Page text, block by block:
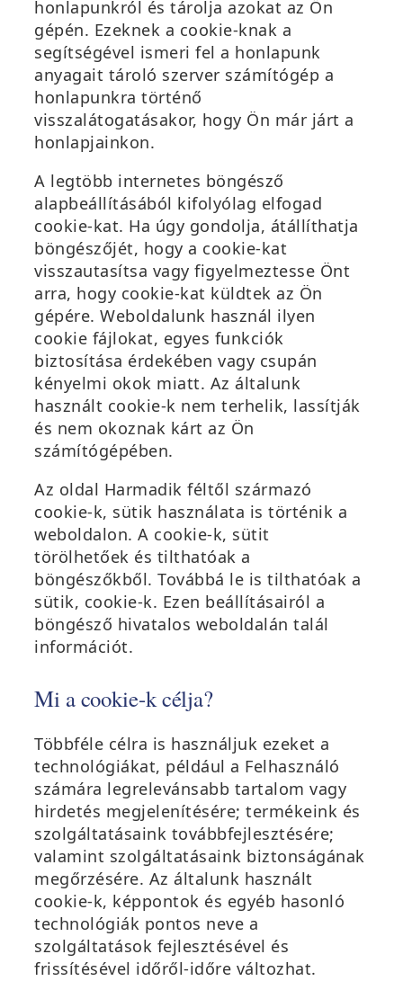
honlapunkról és tárolja azokat az Ön
gépén. Ezeknek a cookie-knak a
segítségével ismeri fel a honlapunk
anyagait tároló szerver számítógép a
honlapunkra történő
visszalátogatásakor, hogy Ön már járt a
honlapjainkon.
A legtöbb internetes böngésző
alapbeállításából kifolyólag elfogad
cookie-kat. Ha úgy gondolja, átállíthatja
böngészőjét, hogy a cookie-kat
visszautasítsa vagy figyelmeztesse Önt
arra, hogy cookie-kat küldtek az Ön
gépére. Weboldalunk használ ilyen
cookie fájlokat, egyes funkciók
biztosítása érdekében vagy csupán
kényelmi okok miatt. Az általunk
használt cookie-k nem terhelik, lassítják
és nem okoznak kárt az Ön
számítógépében.
Az oldal Harmadik féltől származó
cookie-k, sütik használata is történik a
weboldalon. A cookie-k, sütit
törölhetőek és tilthatóak a
böngészőkből. Továbbá le is tilthatóak a
sütik, cookie-k. Ezen beállításairól a
böngésző hivatalos weboldalán talál
információt.
Mi a cookie-k célja?
Többféle célra is használjuk ezeket a
technológiákat, például a Felhasználó
számára legrelevánsabb tartalom vagy
hirdetés megjelenítésére; termékeink és
szolgáltatásaink továbbfejlesztésére;
valamint szolgáltatásaink biztonságának
megőrzésére. Az általunk használt
cookie-k, képpontok és egyéb hasonló
technológiák pontos neve a
szolgáltatások fejlesztésével és
frissítésével időről-időre változhat.